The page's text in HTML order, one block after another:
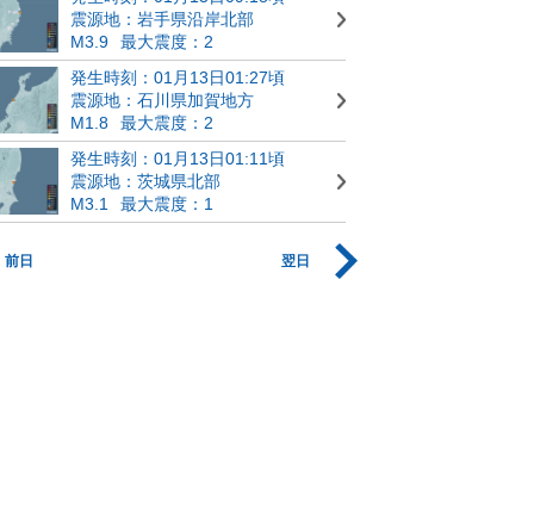
震源地：岩手県沿岸北部
M3.9
最大震度：2
発生時刻：01月13日01:27頃
震源地：石川県加賀地方
M1.8
最大震度：2
発生時刻：01月13日01:11頃
震源地：茨城県北部
M3.1
最大震度：1
前日 翌日